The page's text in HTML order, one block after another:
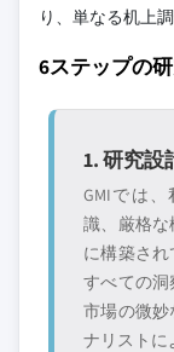
り、単なる机上
6ステップの
1. 研究設
GMIでは
識、厳格
に構築さ
すべての
市場の微
ナリストに